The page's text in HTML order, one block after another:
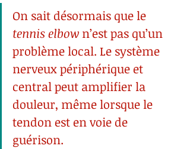
On sait désormais que le
tennis elbow n’est pas qu’un
problème local. Le système
nerveux périphérique et
central peut amplifier la
douleur, même lorsque le
tendon est en voie de
guérison.